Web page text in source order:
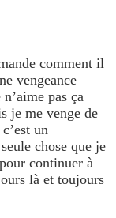
comment il
vengeance
pas ça
je me venge de
un
chose que je
continuer à
là et toujours